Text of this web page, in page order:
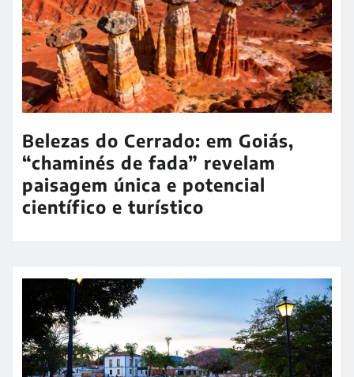
Belezas do Cerrado: em Goiás,
“chaminés de fada” revelam
paisagem única e potencial
científico e turístico